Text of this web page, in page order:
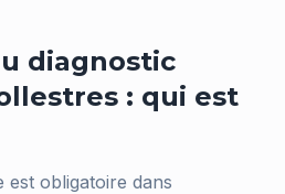
diagnostic
: qui est
est obligatoire dans